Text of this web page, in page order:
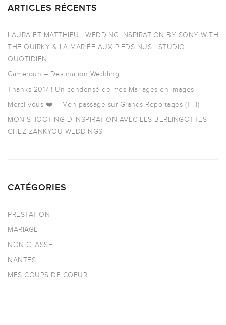
ARTICLES RÉCENTS
LAURA ET MATTHIEU | WEDDING INSPIRATION BY SONY WITH
THE QUIRKY & LA MARIÉE AUX PIEDS NUS | STUDIO
QUOTIDIEN
Cameroun – Destination Wedding
Thanks 2017 ! Un condensé de mes Mariages en images
Merci vous ❤️ – Mon passage sur Grands Reportages (TF1)
MON SHOOTING D’INSPIRATION AVEC LES BERLINGOTTES
CHEZ ZANKYOU WEDDINGS
CATÉGORIES
PRESTATION
MARIAGE
NON CLASSE
NANTES
MES COUPS DE COEUR